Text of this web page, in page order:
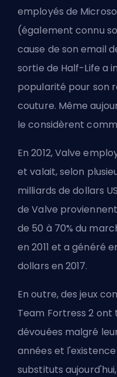
employés de
(également connu
cause de son email
sortie de Half-Life a
popularité pour son
couture. Même
le considèrent
En 2012, Valve
et valait, selon
milliards de dollars
de Valve
de 50 à 70% du
en 2011 et a généré
dollars en 2017.
En outre, des jeux
Team Fortress 2 ont
dévouées malgré
années et
substituts